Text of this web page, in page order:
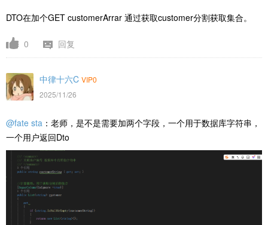
DTO在加个GET customerArrar 通过获取customer分割获取集合。
0 回复
中律十六C VIP0
2025/11/26
@fate sta ：老师，是不是需要加两个字段，一个用于数据库字符串，
一个用户返回Dto